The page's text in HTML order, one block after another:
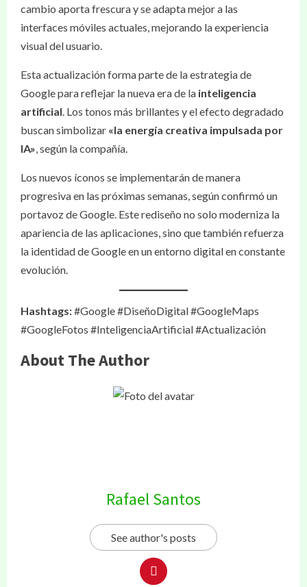
cambio aporta frescura y se adapta mejor a las
interfaces móviles actuales, mejorando la experiencia
visual del usuario.
Esta actualización forma parte de la estrategia de
Google para reflejar la nueva era de la inteligencia
artificial. Los tonos más brillantes y el efecto degradado
buscan simbolizar «la energía creativa impulsada por
IA», según la compañía.
Los nuevos íconos se implementarán de manera
progresiva en las próximas semanas, según confirmó un
portavoz de Google. Este rediseño no solo moderniza la
apariencia de las aplicaciones, sino que también refuerza
la identidad de Google en un entorno digital en constante
evolución.
Hashtags:#Google #DiseñoDigital #GoogleMaps
#GoogleFotos #InteligenciaArtificial #Actualización
About The Author
Rafael Santos
See author's posts